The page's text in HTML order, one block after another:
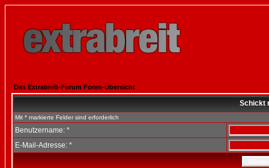
Das Extrabreit-Forum Foren-Übersicht
Schickt
Mit * markierte Felder sind erforderlich
Benutzername: *
E-Mail-Adresse: *